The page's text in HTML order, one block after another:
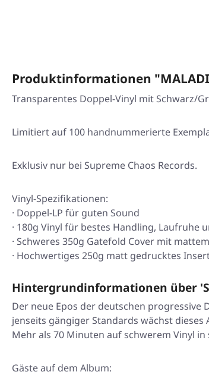
Produktinformationen
Transparentes Doppel-Vinyl mit Schwarz/
Limitiert auf 100 handnummerierte
Exklusiv nur bei Supreme Chaos Records.
Vinyl-Spezifikationen:
· Doppel-LP für guten Sound
· 180g Vinyl für bestes Handling, Laufruhe
· Schweres 350g Gatefold Cover mit
· Hochwertiges 250g matt gedrucktes
Hintergrundinformationen über
Der neue Epos der deutschen
jenseits gängiger Standards wächst
Mehr als 70 Minuten auf schwerem Vinyl
Gäste auf dem Album: